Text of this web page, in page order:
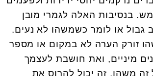
בנסיבות האלה לגמרי מובן
גבול או לומר כשמשהו לא נעים.
זורק הערה לא במקום או מספר
מיניים, ואת חושבת לעצמך
משהו, זה יכול להרוס את